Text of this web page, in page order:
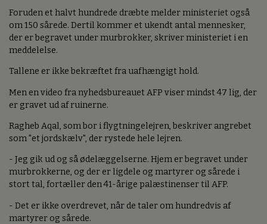
Foruden et halvt hundrede dræbte melder ministeriet også
om 150 sårede. Dertil kommer et ukendt antal mennesker,
der er begravet under murbrokker, skriver ministeriet i en
meddelelse.
Tallene er ikke bekræftet fra uafhængigt hold.
Men en video fra nyhedsbureauet AFP viser mindst 47 lig, der
er gravet ud af ruinerne.
Ragheb Aqal, som bor i flygtningelejren, beskriver angrebet
som "et jordskælv", der rystede hele lejren.
- Jeg gik ud og så ødelæggelserne. Hjem er begravet under
murbrokkerne, og der er ligdele og martyrer og sårede i
stort tal, fortæller den 41-årige palæstinenser til AFP.
- Det er ikke overdrevet, når de taler om hundredvis af
martyrer og sårede.